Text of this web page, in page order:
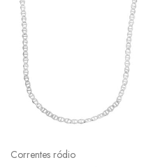
Correntes ródio